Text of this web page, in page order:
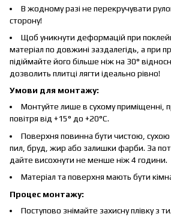
В жодному разі не перекручувати
сторону!
Щоб уникнути деформацій при
матеріал по довжині заздалегідь, а при
підіймайте його більше ніж на 30°
дозволить плитці лягти ідеально рівно!
Умови для монтажу:
Монтуйте лише в сухому приміщенні,
повітря від +15° до +20°C.
Поверхня повинна бути чистою, сухою
пил, бруд, жир або залишки фарби. За
дайте висохнути не менше ніж 4 години.
Матеріал та поверхня мають бути
Процес монтажу:
Поступово знімайте захисну плівку з